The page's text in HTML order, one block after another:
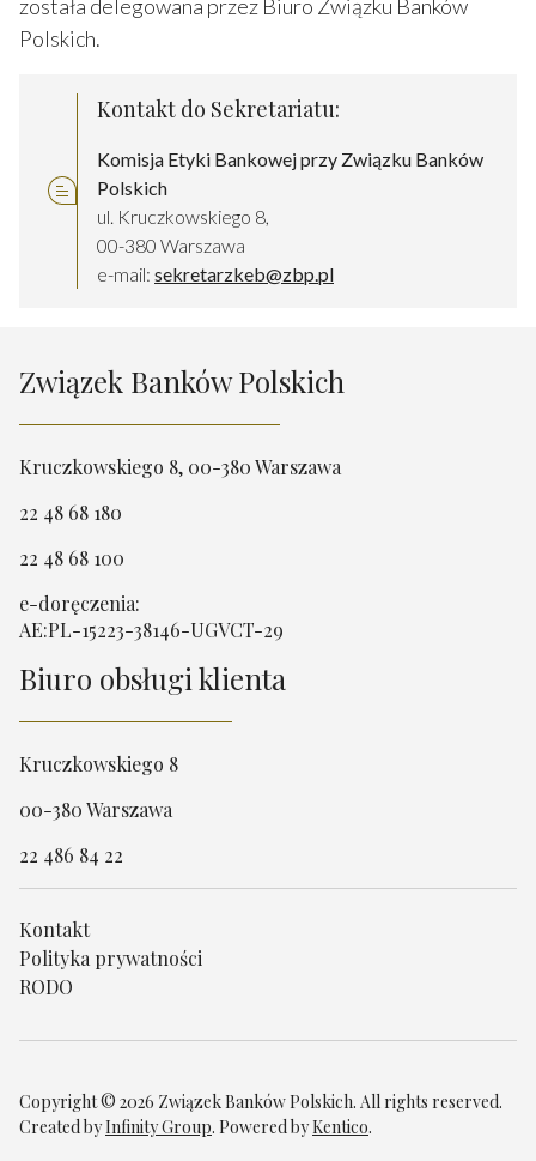
została delegowana przez Biuro Związku Banków
Polskich.
Kontakt do Sekretariatu:
Komisja Etyki Bankowej przy Związku Banków
Polskich
ul. Kruczkowskiego 8,
00-380 Warszawa
e-mail: sekretarzkeb@zbp.pl
Związek Banków Polskich
Kruczkowskiego 8, 00-380 Warszawa
22 48 68 180
22 48 68 100
e-doręczenia:
AE:PL-15223-38146-UGVCT-29
Biuro obsługi klienta
Kruczkowskiego 8
00-380 Warszawa
22 486 84 22
Kontakt
Polityka prywatności
RODO
Copyright © 2026 Związek Banków Polskich. All rights reserved.
Created byInfinity Group. Powered byKentico.